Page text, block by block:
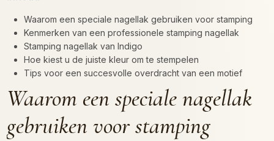
Waarom een speciale nagellak gebruiken voor stamping
Kenmerken van een professionele stamping nagellak
Stamping nagellak van Indigo
Hoe kiest u de juiste kleur om te stempelen
Tips voor een succesvolle overdracht van een motief
Waarom een speciale nagellak
gebruiken voor stamping